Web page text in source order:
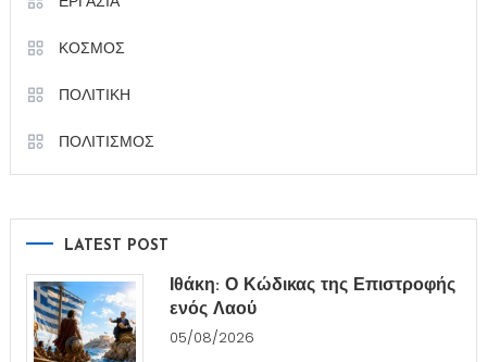
ΚΟΣΜΟΣ
ΠΟΛΙΤΙΚΗ
ΠΟΛΙΤΙΣΜΟΣ
LATEST POST
Ιθάκη: Ο Κώδικας της Επιστροφής
ενός Λαού
05/08/2026